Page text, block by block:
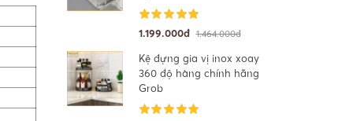
1.199.000đ 1.464.000đ
Kệ đựng gia vị inox xoay
360 độ hàng chính hãng
Grob